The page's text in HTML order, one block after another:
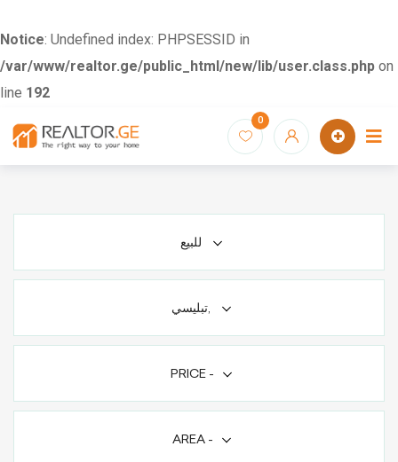
Notice: Undefined index: PHPSESSID in
/var/www/realtor.ge/public_html/new/lib/user.class.php on
line 192
0
تبليسي,
PRICE -
AREA-